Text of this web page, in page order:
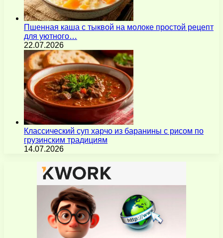
Пшенная каша с тыквой на молоке простой рецепт
для уютного…
22.07.2026
Классический суп харчо из баранины с рисом по
грузинским традициям
14.07.2026